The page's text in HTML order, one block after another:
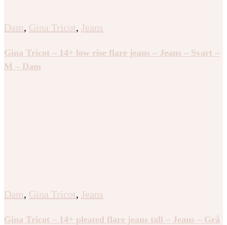
Dam, Gina Tricot, Jeans
Gina Tricot – 14+ low rise flare jeans – Jeans – Svart –
M – Dam
Dam, Gina Tricot, Jeans
Gina Tricot – 14+ pleated flare jeans tall – Jeans – Grå